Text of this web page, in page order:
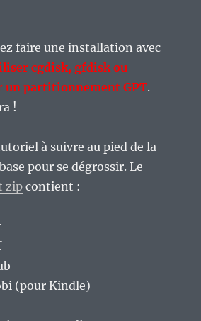
faire une installation avec
cgdisk, gfdisk ou
un partitionnement GPT.
!
à suivre au pied de la
pour se dégrossir. Le
zip contient :
(pour Kindle)